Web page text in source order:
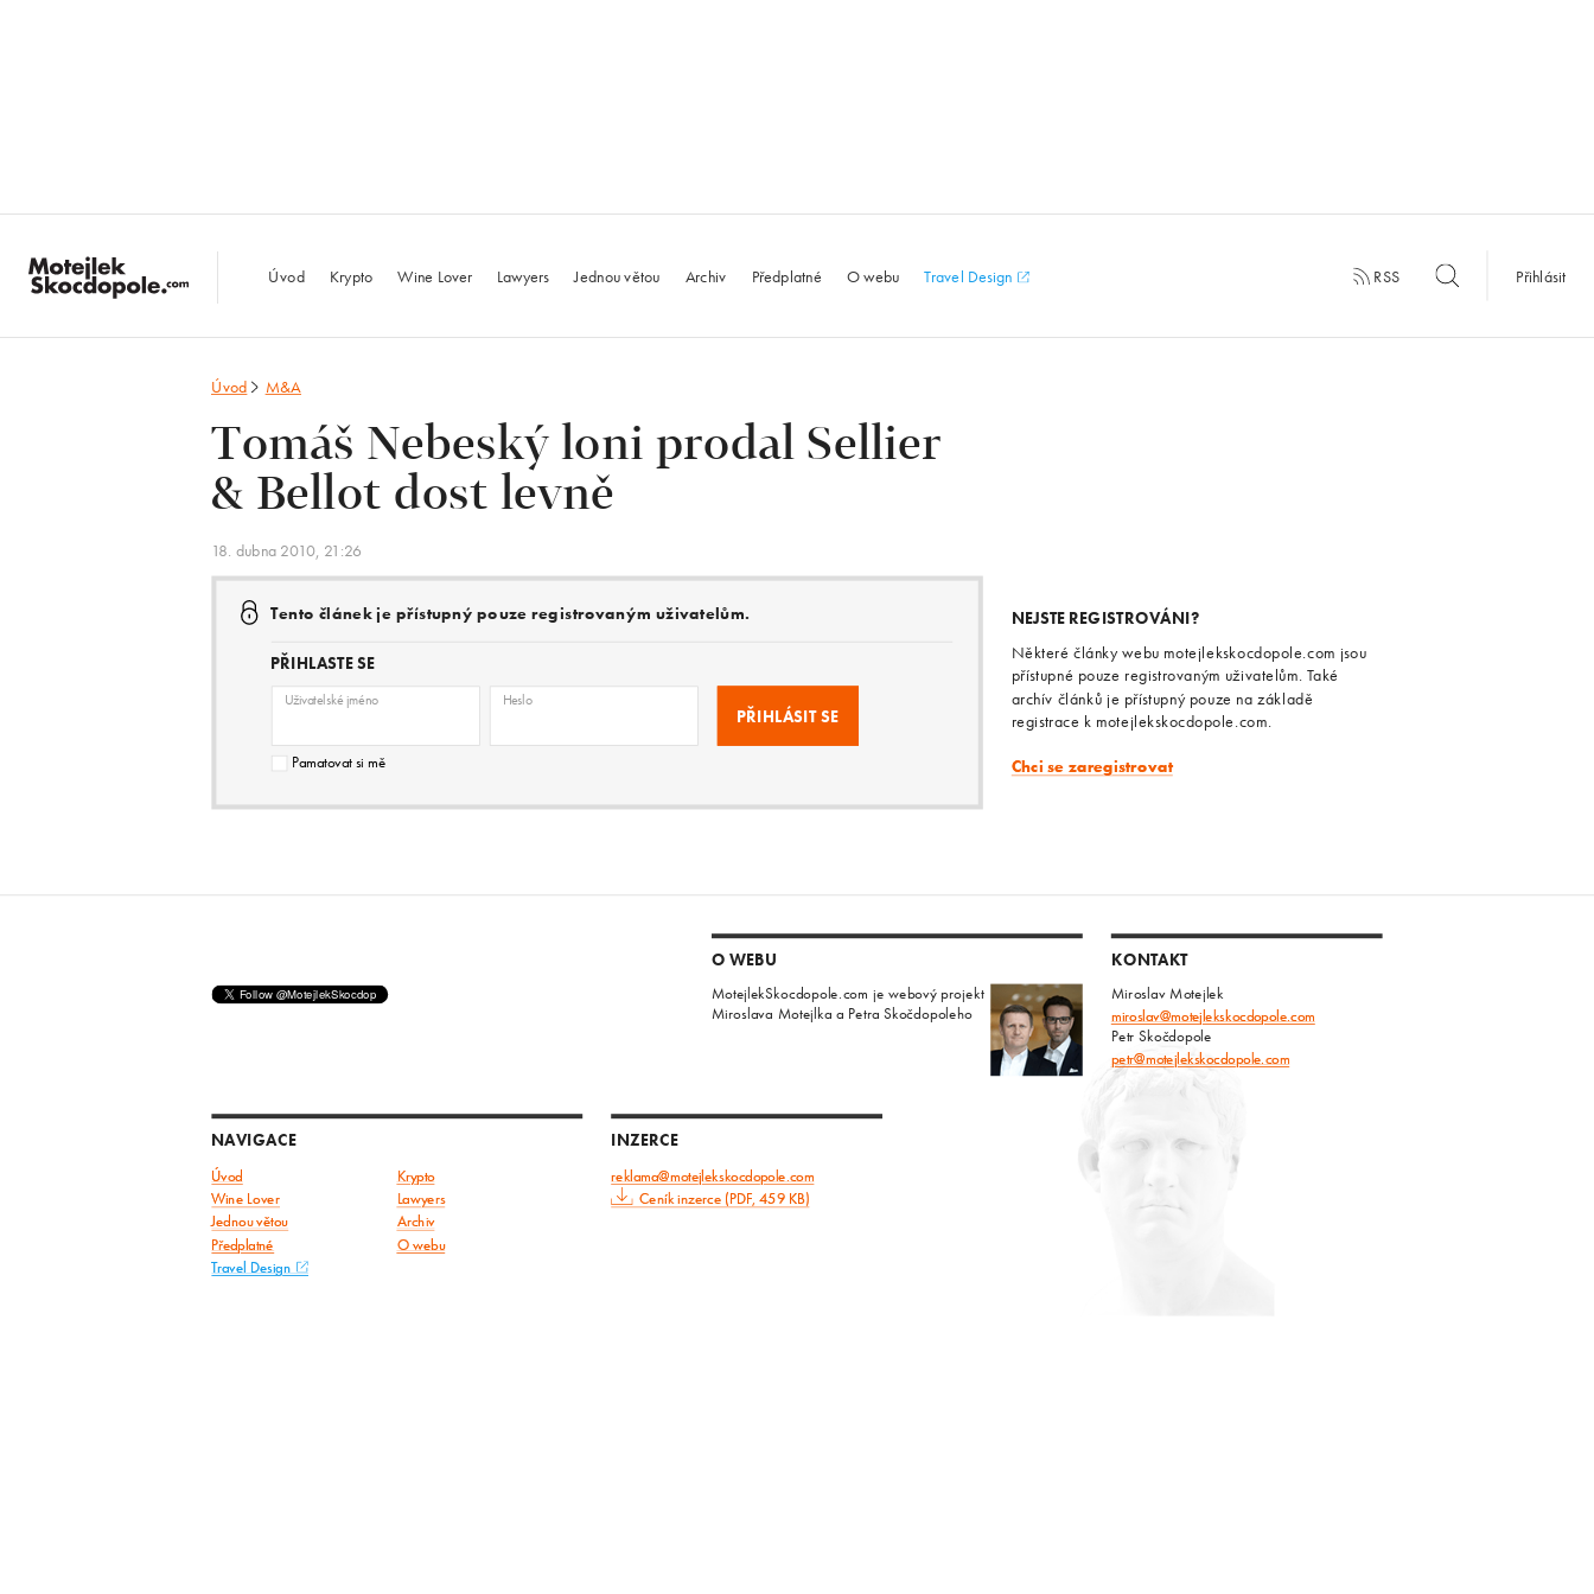
MotejlekSkocdopole.com
Úvod Krypto Wine Lover Lawyers Jednou větou Archiv Předplatné O webu Travel Design RSS Přihlásit
Úvod M&A
Tomáš Nebeský loni prodal Sellier
& Bellot dost levně
18. dubna 2010, 21:26
Tento článek je přístupný pouze registrovaným uživatelům.
PŘIHLASTE SE
Uživatelské jméno Heslo
Pamatovat si mě
NEJSTE REGISTROVÁNI?
Některé články webu motejlekskocdopole.com jsou
přístupné pouze registrovaným uživatelům. Také
archív článků je přístupný pouze na základě
registrace k motejlekskocdopole.com.
Chci se zaregistrovat
O WEBU
MotejlekSkocdopole.com je webový projekt
Miroslava Motejlka a Petra Skočdopoleho
KONTAKT
Miroslav Motejlek
miroslav@motejlekskocdopole.com
Petr Skočdopole
petr@motejlekskocdopole.com
NAVIGACE
Úvod
Krypto
Wine Lover
Lawyers
Jednou větou Archiv
Předplatné O webu
Travel Design
INZERCE
reklama@motejlekskocdopole.com
Ceník inzerce (PDF, 459 KB)